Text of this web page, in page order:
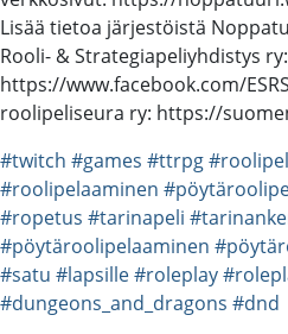
Lisää tietoa järjestöistä
Rooli- & Strategiapeliyhdistys ry:
https://www.facebook.com/
roolipeliseura ry: https://
#twitch #games #ttrpg
#roolipelaaminen
#ropetus #tarinapeli
#pöytäroolipelaaminen
#satu #lapsille#roleplay
#dungeons_and_dragons #dnd